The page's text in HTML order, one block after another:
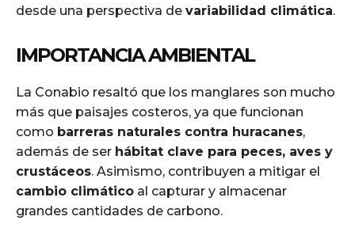
desde una perspectiva de variabilidad climática.
IMPORTANCIA AMBIENTAL
La Conabio resaltó que los manglares son mucho
más que paisajes costeros, ya que funcionan
como barreras naturales contra huracanes,
además de ser hábitat clave para peces, aves y
crustáceos. Asimismo, contribuyen a mitigar el
cambio climático al capturar y almacenar
grandes cantidades de carbono.